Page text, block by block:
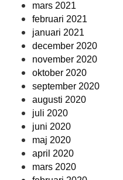
mars 2021
februari 2021
januari 2021
december 2020
november 2020
oktober 2020
september 2020
augusti 2020
juli 2020
juni 2020
maj 2020
april 2020
mars 2020